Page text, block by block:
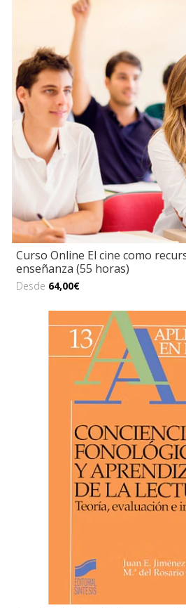
Curso Online El cine como
enseñanza (55 horas)
Desde 64,00€